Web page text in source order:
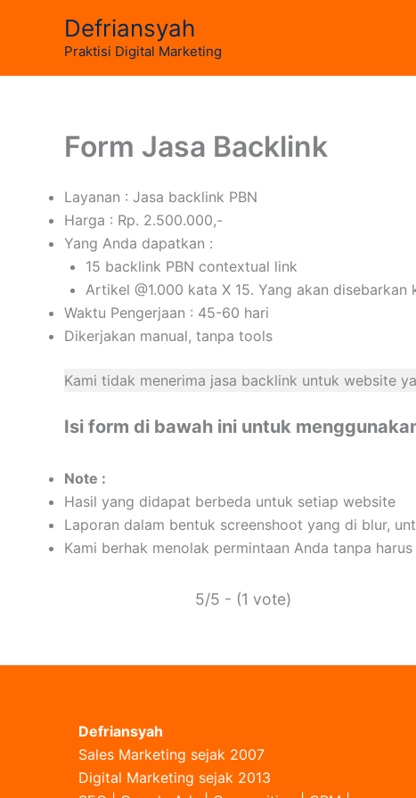
Defriansyah
Praktisi Digital Marketing
Form Jasa Backlink
Layanan : Jasa backlink PBN
Harga : Rp. 2.500.000,-
Yang Anda dapatkan :
15 backlink PBN contextual link
Artikel @1.000 kata X 15. Yang akan disebarkan
Waktu Pengerjaan : 45-60 hari
Dikerjakan manual, tanpa tools
Kami tidak menerima jasa backlink untuk website
Isi form di bawah ini untuk
Note :
Hasil yang didapat berbeda untuk setiap website
Laporan dalam bentuk screenshoot yang di blur,
Kami berhak menolak permintaan Anda tanpa
5/5 - (1 vote)
Defriansyah
Sales Marketing sejak 2007
Digital Marketing sejak 2013